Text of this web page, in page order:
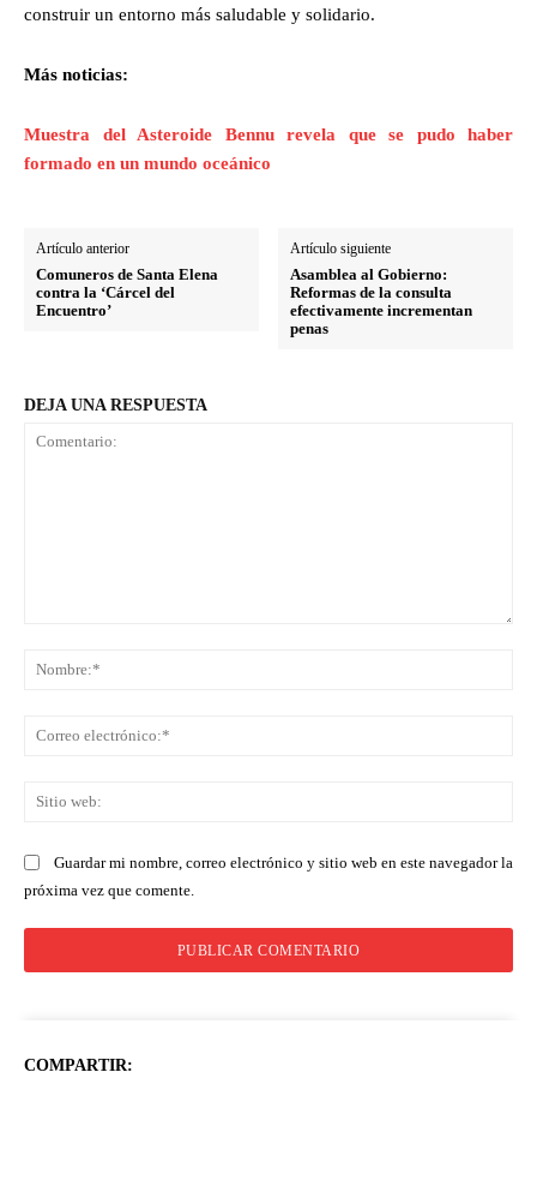
construir un entorno más saludable y solidario.
Más noticias:
Muestra del Asteroide Bennu revela que se pudo haber
formado en un mundo oceánico
Artículo anterior
Comuneros de Santa Elena
contra la ‘Cárcel del
Encuentro’
Artículo siguiente
Asamblea al Gobierno:
Reformas de la consulta
efectivamente incrementan
penas
DEJA UNA RESPUESTA
Guardar mi nombre, correo electrónico y sitio web en este navegador la
próxima vez que comente.
COMPARTIR: